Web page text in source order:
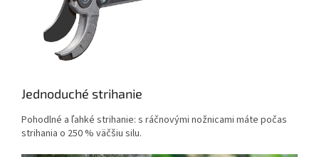
Jednoduché strihanie
Pohodlné a ľahké strihanie: s ráčnovými nožnicami máte počas
strihania o 250 % väčšiu silu.